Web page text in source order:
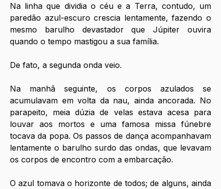
Na linha que dividia o céu e a Terra, contudo, um
paredão azul-escuro crescia lentamente, fazendo o
mesmo barulho devastador que Júpiter ouvira
quando o tempo mastigou a sua família.
De fato, a segunda onda veio.
Na manhã seguinte, os corpos azulados se
acumulavam em volta da nau, ainda ancorada. No
parapeito, meia dúzia de velas estava acesa para
louvar aos mortos e uma famosa missa fúnebre
tocava da popa. Os passos de dança acompanhavam
lentamente o barulho surdo das ondas, que levavam
os corpos de encontro com a embarcação.
O azul tomava o horizonte de todos; de alguns, ainda